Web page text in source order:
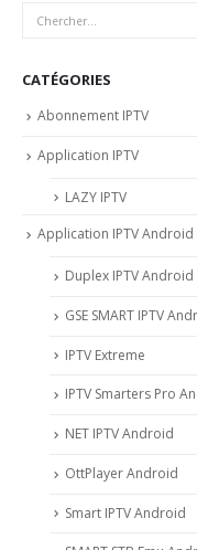
CATÉGORIES
Abonnement IPTV
Application IPTV
LAZY IPTV
Application IPTV Android
Duplex IPTV Android
GSE SMART IPTV
IPTV Extreme
IPTV Smarters Pro
NET IPTV Android
OttPlayer Android
Smart IPTV Android